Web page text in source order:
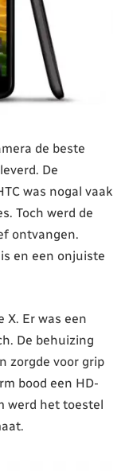
de beste
De
was nogal vaak
Toch werd de
ontvangen.
en een onjuiste
X. Er was een
De behuizing
zorgde voor grip
bood een HD-
werd het toestel